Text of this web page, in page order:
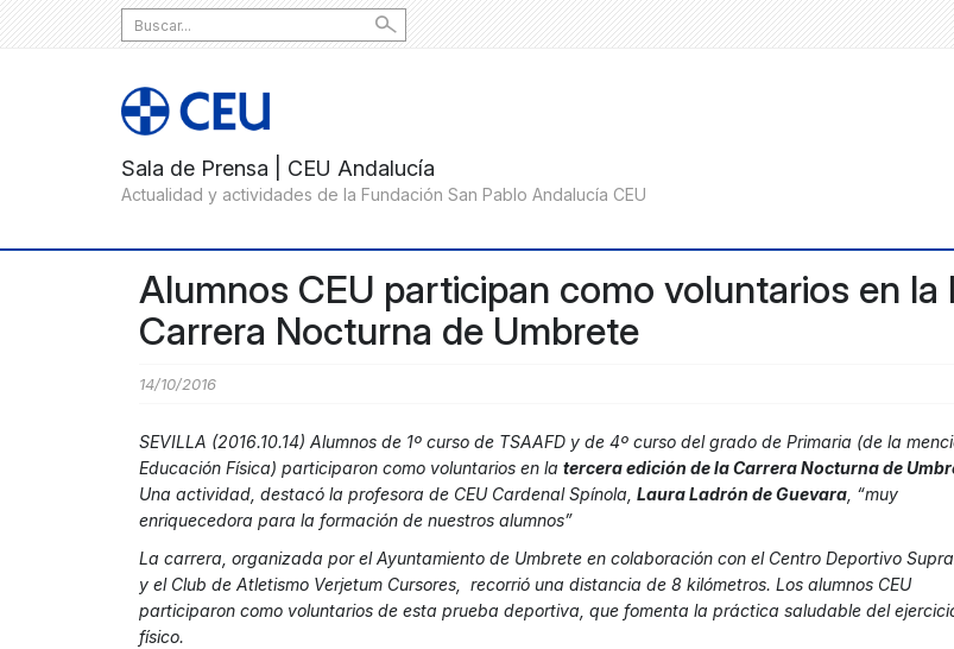
Search
for:
Alumnos CEU participan como voluntarios en la
Carrera Nocturna de Umbrete
14/10/2016
SEVILLA (2016.10.14) Alumnos de 1º curso de TSAAFD y de 4º curso del grado de Primaria (de la
Educación Física) participaron como voluntarios en la tercera edición de la Carrera Nocturna de
Una actividad, destacó la profesora de CEU Cardenal Spínola, Laura Ladrón de Guevara , “muy
enriquecedora para la formación de nuestros alumnos”
La carrera, organizada por el Ayuntamiento de Umbrete en colaboración con el Centro Deportivo
y el Club de Atletismo Verjetum Cursores, recorrió una distancia de 8 kilómetros. Los alumnos CEU
participaron como voluntarios de esta prueba deportiva, que fomenta la práctica saludable del
físico.